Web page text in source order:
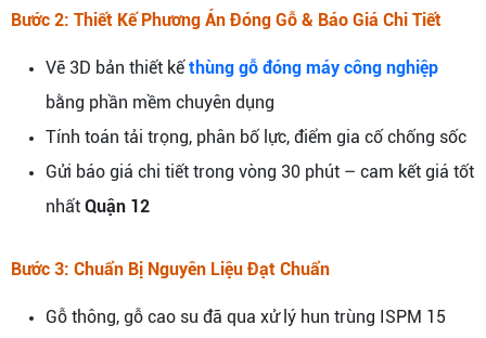
Bước 2: Thiết Kế Phương Án Đóng Gỗ & Báo Giá Chi Tiết
Vẽ 3D bản thiết kế thùng gỗ đóng máy công nghiệp
bằng phần mềm chuyên dụng
Tính toán tải trọng, phân bố lực, điểm gia cố chống sốc
Gửi báo giá chi tiết trong vòng 30 phút – cam kết giá tốt
nhất Quận 12
Bước 3: Chuẩn Bị Nguyên Liệu Đạt Chuẩn
Gỗ thông, gỗ cao su đã qua xử lý hun trùng ISPM 15